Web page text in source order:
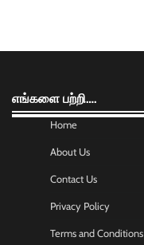
எங்களை பற்றி….
Home
About Us
Contact Us
Privacy Policy
Terms and Conditions